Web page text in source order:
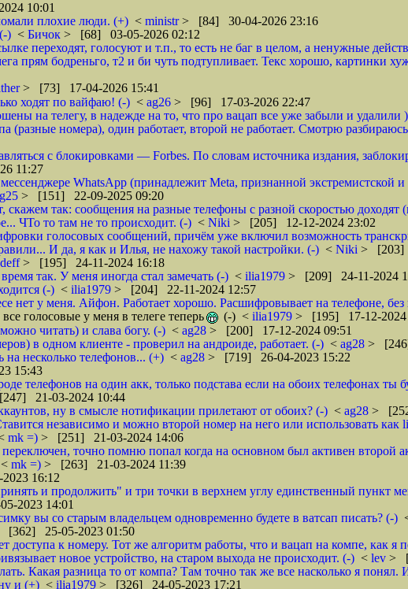
10:01
плохие люди. (+) < ministr> [84] 30-04-2026 23:16
) < Бичок > [68] 03-05-2026 02:12
переходят, голосуют и т.п., то есть не баг в целом, а ненужные
прям бодреньго, т2 и би чуть подтупливает. Текс хорошо, картинки
> [73] 17-04-2026 15:41
ходят по вайфаю! (-) < ag26 > [96] 17-03-2026 22:47
на телегу, в надежде на то, что про вацап все уже забыли и удалили
(разные номера), один работает, второй не работает. Смотрю
с блокировками — Forbes. По словам источника издания,
11:27
WhatsApp (принадлежит Meta, признанной
> [151] 22-09-2025 09:20
скажем так: сообщения на разные телефоны с разной скоростью доходят
ЧТо то там не то происходит. (-) < Niki > [205] 12-12-2024 23:02
голосовых сообщений, причём уже включил возможность
И да, я как и Илья, не нахожу такой настройки. (-) < Niki > [203]
> [195] 24-11-2024 16:18
так. У меня иногда стал замечать (-) < ilia1979 > [209] 24-11-2024
(-) < ilia1979 > [204] 22-11-2024 12:57
нет у меня. Айфон. Работает хорошо. Расшифровывает на телефоне, без
голосовые у меня в телеге теперь
(-) < ilia1979 > [195] 17-12-2024
читать) и слава богу. (-) < ag28 > [200] 17-12-2024 09:51
в одном клиенте - проверил на андроиде, работает. (-) < ag28 >
несколько телефонов... (+) < ag28 > [719] 26-04-2023 15:22
15:43
телефонов на один акк, только подстава если на обоих телефонах
21-03-2024 10:44
ну в смысле нотификации прилетают от обоих? (-) < ag28 >
независимо и можно второй номер на него или использовать
mk =) > [251] 21-03-2024 14:06
точно помню попал когда на основном был активен второй
< mk =) > [263] 21-03-2024 11:39
16:12
и продолжить" и три точки в верхнем углу единственный
2023 14:01
вы со старым владельцем одновременно будете в ватсап писать? (-)
[362] 25-05-2023 01:50
доступа к номеру. Тот же алгоритм работы, что и вацап на компе, как я
новое устройство, на старом выхода не происходит. (-) < lev >
Какая разница то от компа? Там точно так же все насколько я
и (+) < ilia1979 > [326] 24-05-2023 17:21